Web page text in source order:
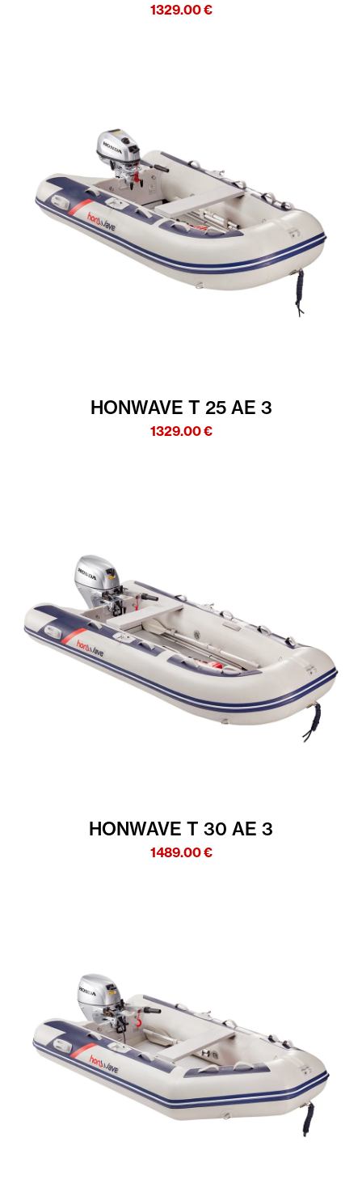
1329.00€
HONWAVE T 25 AE 3
1329.00€
HONWAVE T 30 AE 3
1489.00€